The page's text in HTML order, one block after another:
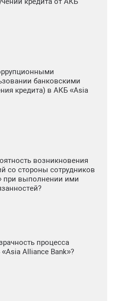
банковскими
кредита) в АКБ «Asia
возникновения
со стороны сотрудников
при выполнении ими
процесса
Alliance Bank»?